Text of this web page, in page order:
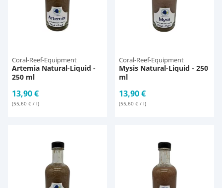
Coral-Reef-Equipment
Artemia Natural-Liquid -
250 ml
13,90 €
(55,60 € / l)
Coral-Reef-Equipment
Mysis Natural-Liquid - 250
ml
13,90 €
(55,60 € / l)
Magnetsteine
D-D Aquarium Solution
Alle Marken »
Fischfutter selber machen
D & D Aquarien
CO2-Anlage Aquarium